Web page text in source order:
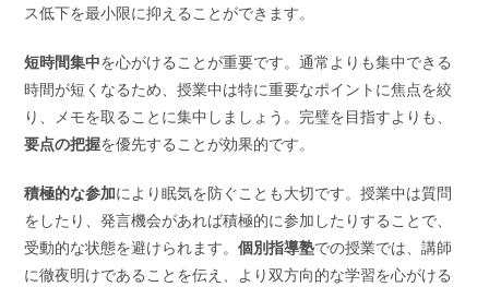
ス低下を最小限に抑えることができます。
短時間集中を心がけることが重要です。通常よりも集中できる
時間が短くなるため、授業中は特に重要なポイントに焦点を絞
り、メモを取ることに集中しましょう。完璧を目指すよりも、
要点の把握を優先することが効果的です。
積極的な参加により眠気を防ぐことも大切です。授業中は質問
をしたり、発言機会があれば積極的に参加したりすることで、
受動的な状態を避けられます。個別指導塾での授業では、講師
に徹夜明けであることを伝え、より双方向的な学習を心がける